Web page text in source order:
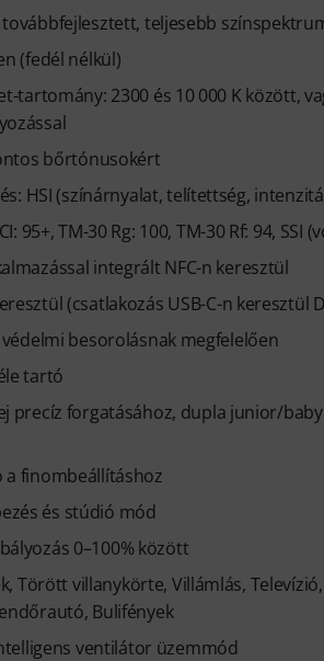
teljesebb
(fedél nélkül)
2300 és 10 000 K között,
bőrtónusokért
HSI (színárnyalat, telítettség,
95+, TM-30 Rg: 100, TM-30 Rf: 94, SSI
integrált NFC-n keresztül
(csatlakozás USB-C-n
besorolásnak megfelelően
tartó
precíz forgatásához, dupla junior/
a finombeállításhoz
és stúdió mód
0–100% között
Törött villanykörte, Villámlás,
Bulifények
ventilátor üzemmód